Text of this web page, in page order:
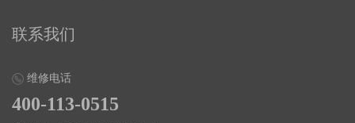
联系我们
维修电话
400-113-0515